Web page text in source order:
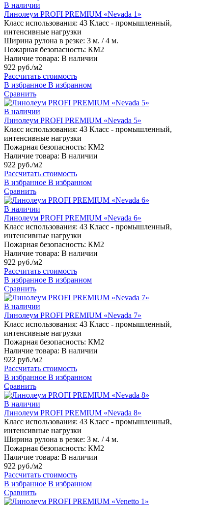
В наличии
Линолеум PROFI PREMIUM «Nevada 1»
Класс использования: 43 Класс - промышленный,
интенсивные нагрузки
Ширина рулона в резке: 3 м. / 4 м.
Пожарная безопасность: КМ2
Наличие товара: В наличии
922 руб./м2
Рассчитать стоимость
В избранное В избранном
Сравнить
В наличии
Линолеум PROFI PREMIUM «Nevada 5»
Класс использования: 43 Класс - промышленный,
интенсивные нагрузки
Пожарная безопасность: КМ2
Наличие товара: В наличии
922 руб./м2
Рассчитать стоимость
В избранное В избранном
Сравнить
В наличии
Линолеум PROFI PREMIUM «Nevada 6»
Класс использования: 43 Класс - промышленный,
интенсивные нагрузки
Пожарная безопасность: КМ2
Наличие товара: В наличии
922 руб./м2
Рассчитать стоимость
В избранное В избранном
Сравнить
В наличии
Линолеум PROFI PREMIUM «Nevada 7»
Класс использования: 43 Класс - промышленный,
интенсивные нагрузки
Пожарная безопасность: КМ2
Наличие товара: В наличии
922 руб./м2
Рассчитать стоимость
В избранное В избранном
Сравнить
В наличии
Линолеум PROFI PREMIUM «Nevada 8»
Класс использования: 43 Класс - промышленный,
интенсивные нагрузки
Ширина рулона в резке: 3 м. / 4 м.
Пожарная безопасность: КМ2
Наличие товара: В наличии
922 руб./м2
Рассчитать стоимость
В избранное В избранном
Сравнить